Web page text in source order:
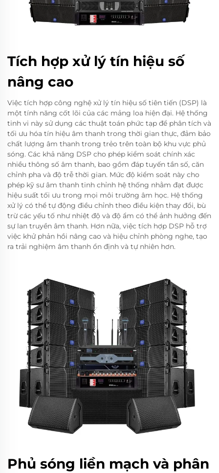
Tích hợp xử lý tín hiệu số
nâng cao
Việc tích hợp công nghệ xử lý tín hiệu số tiên tiến (DSP) là
một tính năng cốt lõi của các mảng loa hiện đại. Hệ thống
tinh vi này sử dụng các thuật toán phức tạp để phân tích và
tối ưu hóa tín hiệu âm thanh trong thời gian thực, đảm bảo
chất lượng âm thanh trong trẻo trên toàn bộ khu vực phủ
sóng. Các khả năng DSP cho phép kiểm soát chính xác
nhiều thông số âm thanh, bao gồm đáp tuyến tần số, căn
chỉnh pha và độ trễ thời gian. Mức độ kiểm soát này cho
phép kỹ sư âm thanh tinh chỉnh hệ thống nhằm đạt được
hiệu suất tối ưu trong mọi môi trường âm học. Hệ thống
xử lý có thể tự động điều chỉnh theo điều kiện thay đổi, bù
trừ các yếu tố như nhiệt độ và độ ẩm có thể ảnh hưởng đến
sự lan truyền âm thanh. Hơn nữa, việc tích hợp DSP hỗ trợ
việc khử phản hồi nâng cao và hiệu chỉnh phòng nghe, tạo
ra trải nghiệm âm thanh ổn định và tự nhiên hơn.
Phủ sóng liền mạch và phân